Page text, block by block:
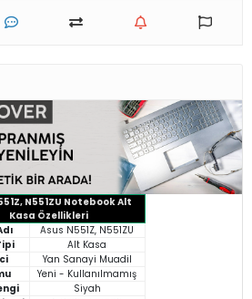
N551ZU Notebook Alt
Kasa Özellikleri
Asus N551Z, N551ZU
Alt Kasa
Yan Sanayi Muadil
Yeni - Kullanılmamış
Siyah